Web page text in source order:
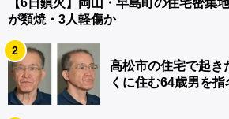
【6日鎮火】岡山・早島町の住宅密
が類焼・3人軽傷か
2
高松市の住宅で起
くに住む64歳男を指